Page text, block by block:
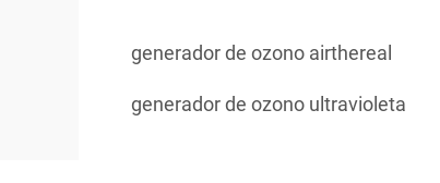
generador de ozono airthereal
generador de ozono ultravioleta